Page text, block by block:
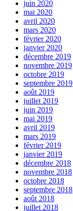
juin 2020
mai 2020
avril 2020
mars 2020
février 2020
janvier 2020
décembre 2019
novembre 2019
octobre 2019
septembre 2019
août 2019
juillet 2019
juin 2019
mai 2019
avril 2019
mars 2019
février 2019
janvier 2019
décembre 2018
novembre 2018
octobre 2018
septembre 2018
août 2018
juillet 2018